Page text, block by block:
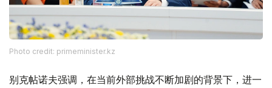
Photo credit: primeminister.kz
别克帖诺夫强调，在当前外部挑战不断加剧的背景下，进一